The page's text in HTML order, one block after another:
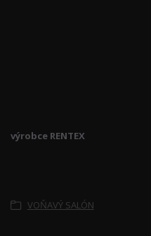
výrobce RENTEX
VOŇAVÝ SALÓN